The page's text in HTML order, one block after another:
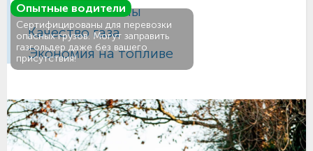
Газовые баллоны
Качество газа
Экономия на топливе
Опытные водители
Сертифицированы для перевозки
опасных грузов. Могут заправить
газгольдер даже без вашего
присутствия!